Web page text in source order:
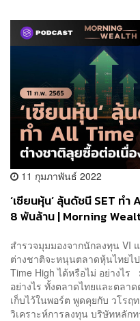
11 กุมภาพันธ์ 2022
‘เซียนหุ้น’ ลุ้นดัชนี SET ท
8 พันล้าน | Morning
สำรวจมุมมองจากนักลงทุน VI
ต่างชาติจะหนุนตลาดหุ้นไทยไ
Time High ได้หรือไม่ อย่างไ
อย่างไร ทั้งตลาดไทยและตลา
เก็บไว้ในพอร์ต พูดคุยกับ วโรฤ
วิเคราะห์การลงทุน บริษัทหลัก